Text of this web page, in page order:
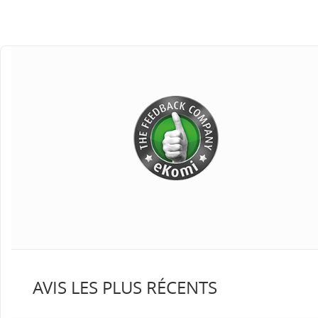
AVIS LES PLUS RÉCENTS